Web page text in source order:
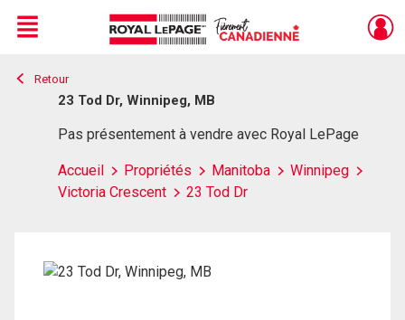
Live
En Direct
Menu
Retour
23 Tod Dr, Winnipeg, MB
Pas présentement à vendre avec Royal LePage
Accueil Propriétés Manitoba
Winnipeg
Victoria Crescent
23 Tod Dr